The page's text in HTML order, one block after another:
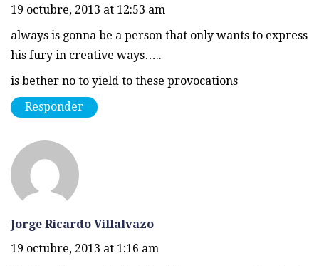
19 octubre, 2013 at 12:53 am
always is gonna be a person that only wants to express
his fury in creative ways…..
is bether no to yield to these provocations
Responder
Jorge Ricardo Villalvazo
19 octubre, 2013 at 1:16 am